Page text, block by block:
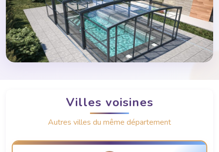
Villes voisines
Autres villes du même département